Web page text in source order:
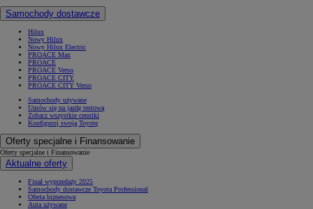
Samochody dostawcze
Hilux
Nowy Hilux
Nowy Hilux Electric
PROACE Max
PROACE
PROACE Verso
PROACE CITY
PROACE CITY Verso
Samochody używane
Umów się na jazdę testową
Zobacz wszystkie cenniki
Konfiguruj swoją Toyotę
Oferty specjalne i Finansowanie
Oferty specjalne i Finansowanie
Aktualne oferty
Finał wyprzedaży 2025
Samochody dostawcze Toyota Professional
Oferta biznesowa
Auta używane